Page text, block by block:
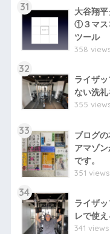
31
大谷翔
①３マス
ツール
358
32
ライザ
ない洗礼
355
33
ブログの
アマゾ
です。
351 views
34
ライザ
レで使
341 views